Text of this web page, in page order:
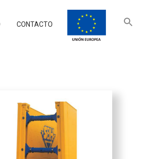
CONTACTO